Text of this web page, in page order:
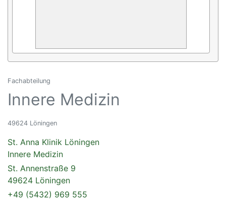
Fachabteilung
Innere Medizin
49624 Löningen
St. Anna Klinik Löningen
Innere Medizin
St. Annenstraße 9
49624 Löningen
+49 (5432) 969 555